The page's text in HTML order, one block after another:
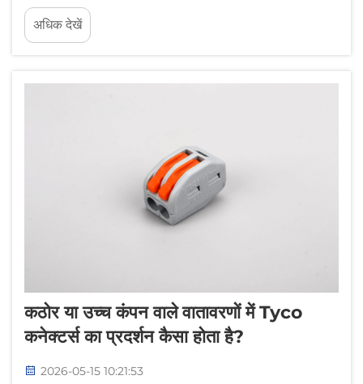
जाते हैं, जैसे कि केबल टर्मिनल। ये छोटे लेकिन महत्वपूर्ण कनेक्टर
किसी चालक और कनेक्शन बिंदु के बीच इंटरफ़ेस के रूप में कार्य
करते हैं, जो यह निर्धारित करते हैं कि...
अधिक देखें
कठोर या उच्च कंपन वाले वातावरणों में Tyco
कनेक्टर्स का प्रदर्शन कैसा होता है?
2026-05-15 10:21:53